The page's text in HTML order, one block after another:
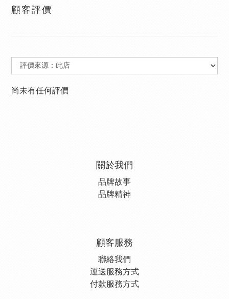
顧客評價
尚未有任何評價
關於我們
品牌故事
品牌精神
顧客服務
聯絡我們
運送服務方式
付款服務方式